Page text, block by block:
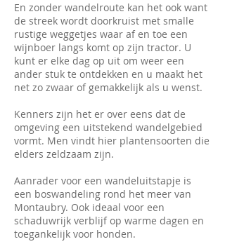
En zonder wandelroute kan het ook want
de streek wordt doorkruist met smalle
rustige weggetjes waar af en toe een
wijnboer langs komt op zijn tractor. U
kunt er elke dag op uit om weer een
ander stuk te ontdekken en u maakt het
net zo zwaar of gemakkelijk als u wenst.
Kenners zijn het er over eens dat de
omgeving een uitstekend wandelgebied
vormt. Men vindt hier plantensoorten die
elders zeldzaam zijn.
Aanrader voor een wandeluitstapje is
een boswandeling rond het meer van
Montaubry. Ook ideaal voor een
schaduwrijk verblijf op warme dagen en
toegankelijk voor honden.